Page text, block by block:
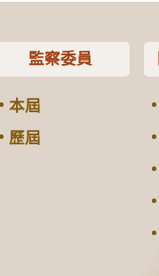
監察委員
本屆
歷屆